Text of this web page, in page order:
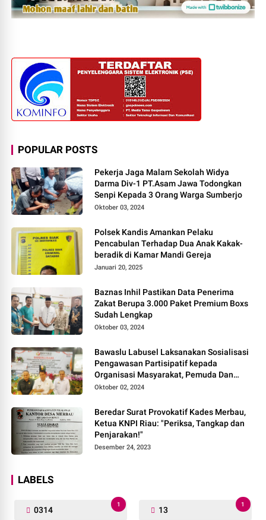
POPULAR POSTS
Pekerja Jaga Malam Sekolah Widya
Darma Div-1 PT.Asam Jawa Todongkan
Senpi Kepada 3 Orang Warga Sumberjo
Oktober 03, 2024
Polsek Kandis Amankan Pelaku
Pencabulan Terhadap Dua Anak Kakak-
beradik di Kamar Mandi Gereja
Januari 20, 2025
Baznas Inhil Pastikan Data Penerima
Zakat Berupa 3.000 Paket Premium Boxs
Sudah Lengkap
Oktober 03, 2024
Bawaslu Labusel Laksanakan Sosialisasi
Pengawasan Partisipatif kepada
Organisasi Masyarakat, Pemuda Dan
Agama Pada pilkada Serentak 2024
Oktober 02, 2024
Beredar Surat Provokatif Kades Merbau,
Ketua KNPI Riau: "Periksa, Tangkap dan
Penjarakan!"
Desember 24, 2023
LABELS
0314
1
13
1